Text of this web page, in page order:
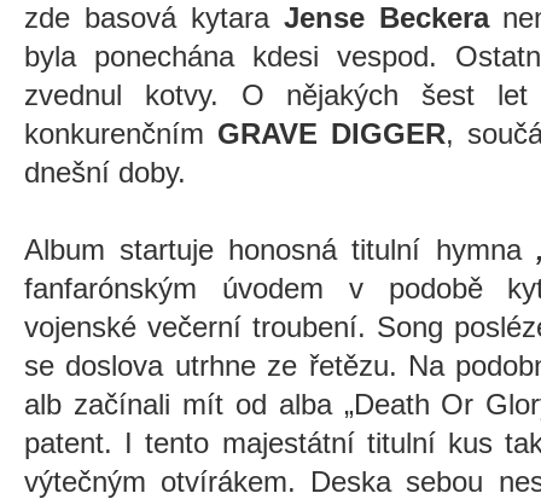
zde basová kytaraJense Beckera
byla ponechána kdesi vespod.
zvednul kotvy. O nějakých šest
konkurenčním GRAVE DIGGER,
dnešní doby.
Album startuje honosná titulní hymna
fanfarónským úvodem v podobě
vojenské večerní troubení. Song
se doslova utrhne ze řetězu. Na
alb začínali mít od alba „Death Or
patent. I tento majestátní titulní kus
výtečným otvírákem. Deska sebou